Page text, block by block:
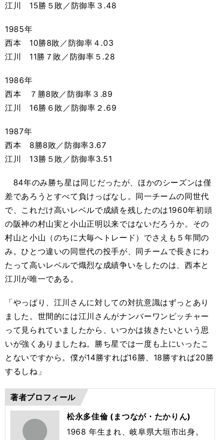
江川 15勝５敗／防御率３.48
1985年
西本 10勝8敗／防御率４.03
江川 11勝７敗／防御率５.28
1986年
西本 ７勝8敗／防御率３.89
江川 16勝６敗／防御率２.69
1987年
西本 8勝8敗／防御率3.67
江川 13勝５敗／防御率3.51
84年のみ勝ち星は同じだったが、ほかのシーズンは僅
差であろうとすべて負けっぱなし。同一チームの同世代
で、これだけ高いレベルで成績を残したのは1960年初頭
の阪神の村山実と小山正明以来ではないだろうか。その
村山と小山（のちに大毎へトレード）でさえも５年間の
み。ひとつ違いの同世代の投手が、同チームで長きにわ
たって高いレベルで熾烈な成績争いをしたのは、西本と
江川が唯一である。
「やっぱり、江川さんに対しての対抗意識はずっとあり
ました。世間的には江川さんがナンバーワンピッチャー
って見られていましたから、いつかは抜きたいという思
いが強くありましたね。勝ち星では一度も上にいったこ
とないですから。僕が14勝すれば16勝、18勝すれば20勝
するしね」
著者プロフィール
松永多佳倫 (まつなが・たかりん)
1968 年生まれ、岐阜県大垣市出身。